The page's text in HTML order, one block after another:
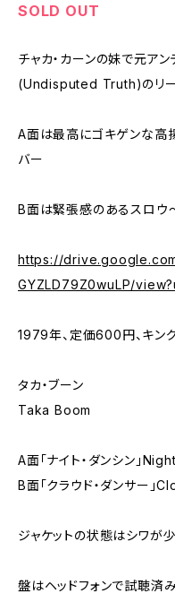
SOLD OUT
チャカ・カーンの妹で元アン
(Undisputed Truth)のリー
A面は最高にゴキゲンな高
バー
B面は緊張感のあるスロウ
https://
GYZLD79Z0wuLP/
1979年、定価600円、キン
タカ・ブーン
Taka Boom
A面「ナイト・ダンシン」
B面「クラウド・ダンサー
ジャケットの状態はシワが
盤はヘッドフォンで試聴済